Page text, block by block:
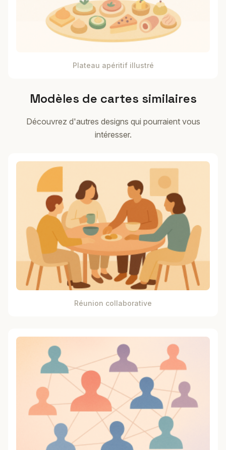
Plateau apéritif illustré
Modèles de cartes similaires
Découvrez d'autres designs qui pourraient vous
intéresser.
Réunion collaborative